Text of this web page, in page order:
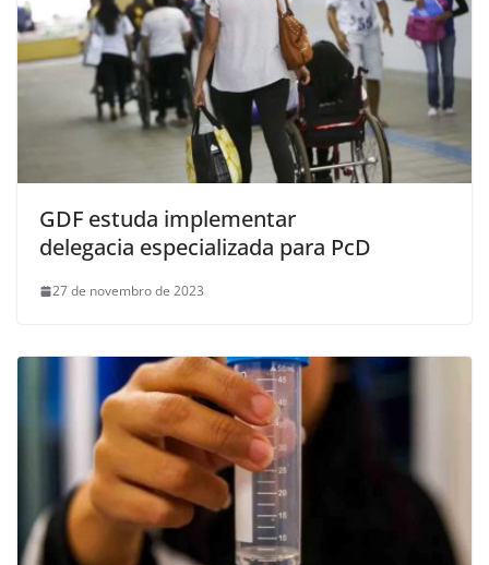
GDF estuda implementar
delegacia especializada para PcD
27 de novembro de 2023